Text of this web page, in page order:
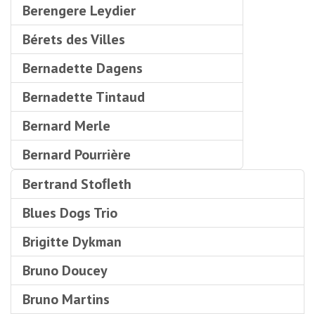
Berengere Leydier
Bérets des Villes
Bernadette Dagens
Bernadette Tintaud
Bernard Merle
Bernard Pourrière
Bertrand Stoﬂeth
Blues Dogs Trio
Brigitte Dykman
Bruno Doucey
Bruno Martins